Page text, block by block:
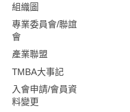
組織圖
專業委員會/聯誼
會
產業聯盟
TMBA大事記
入會申請/會員資
料變更